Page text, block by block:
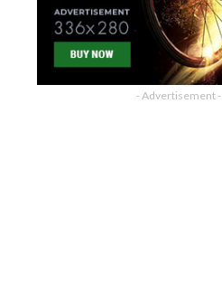
- Advertisement -